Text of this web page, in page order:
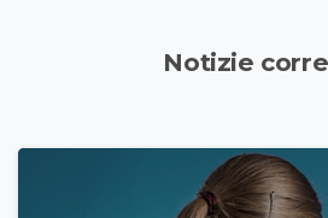
Notizie